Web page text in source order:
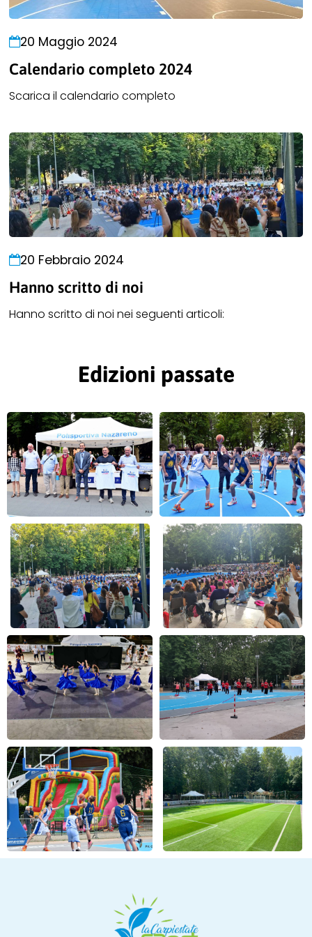
linkPrenota
20 Maggio 2024
Calendario completo 2024
Scarica il calendario completo
20 Febbraio 2024
Hanno scritto di noi
Hanno scritto di noi nei seguenti articoli:
Edizioni passate